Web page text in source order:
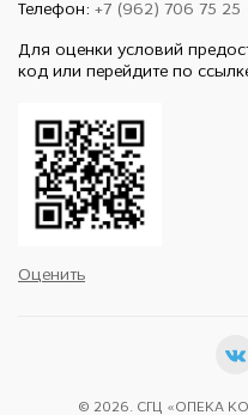
Телефон: +7 (962) 706 75 25
Для оценки условий
код или перейдите по
Оценить
© 2026. СГЦ «ОПЕКА